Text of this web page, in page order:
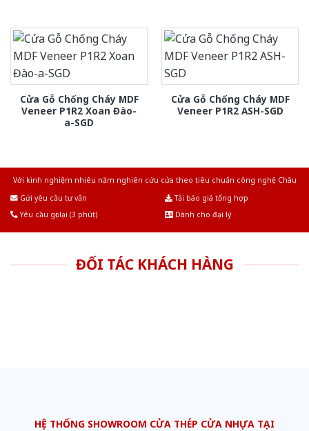
Cửa Gỗ Chống Cháy MDF
Veneer P1R2 Xoan Đào-
a-SGD
Cửa Gỗ Chống Cháy MDF
Veneer P1R2 ASH-SGD
Với kinh nghiệm nhiêu năm nghiên cứu cửa theo tiêu chuẩn công nghệ Châu
Gửi yêu cầu tư vấn
Tải báo giá tổng hợp
Yêu cầu gọi lại (3 phút)
Dành cho đại lý
ĐỐI TÁC KHÁCH HÀNG
HỆ THỐNG SHOWROOM CỬA THÉP CỬA NHỰA TẠI